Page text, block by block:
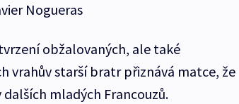
Nogueras
obžalovaných, ale také
vrahův starší bratr přiznává matce, že
mladých Francouzů.